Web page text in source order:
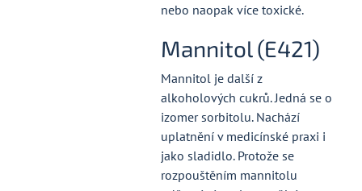
nebo naopak více toxické.
Mannitol (E421)
Mannitol je další z
alkoholových cukrů. Jedná se o
izomer sorbitolu. Nachází
uplatnění v medicínské praxi i
jako sladidlo. Protože se
rozpouštěním mannitolu